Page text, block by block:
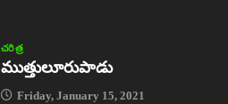
చరిత్ర
ముత్తులూరుపాడు
Friday, January 15, 2021